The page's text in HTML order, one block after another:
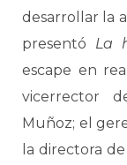
desarrollar la
presentó La
escape en
vicerrector
Muñoz; el
la directora